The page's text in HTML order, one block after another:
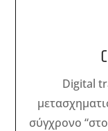
Digital
σύγχρονο